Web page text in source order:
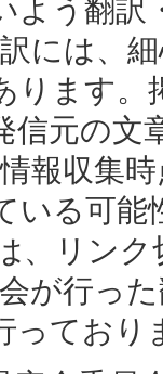
よう翻訳
には、
ります。
信元の文
報収集
いる可
、リン
が行っ
っており